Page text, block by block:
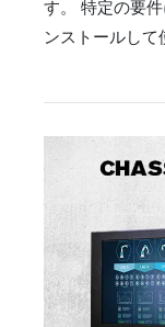
す。 特定の要
ンストールして